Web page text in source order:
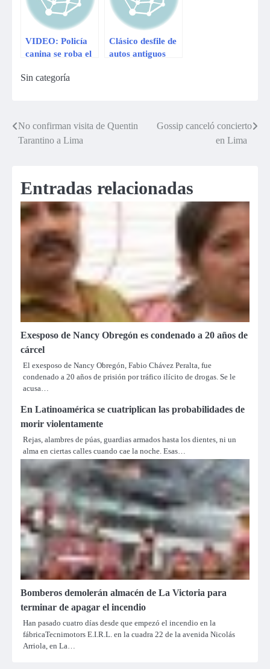
VIDEO: Policía
canina se roba el
Clásico desfile de
autos antiguos
Sin categoría
Navegación
No confirman visita de Quentin
Tarantino a Lima
Gossip canceló concierto
en Lima
Entradas relacionadas
Exesposo de Nancy Obregón es condenado a 20 años de
cárcel
El exesposo de Nancy Obregón, Fabio Chávez Peralta, fue
condenado a 20 años de prisión por tráfico ilícito de drogas. Se le
acusa…
En Latinoamérica se cuatriplican las probabilidades de
morir violentamente
Rejas, alambres de púas, guardias armados hasta los dientes, ni un
alma en ciertas calles cuando cae la noche. Esas…
Bomberos demolerán almacén de La Victoria para
terminar de apagar el incendio
Han pasado cuatro días desde que empezó el incendio en la
fábricaTecnimotors E.I.R.L. en la cuadra 22 de la avenida Nicolás
Arriola, en La…